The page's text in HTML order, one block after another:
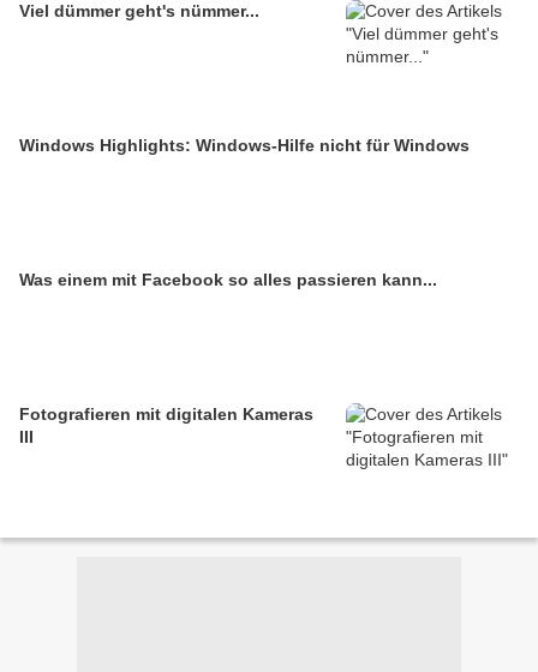
Viel dümmer geht's nümmer...
Windows Highlights: Windows-Hilfe nicht für Windows
Was einem mit Facebook so alles passieren kann...
Fotografieren mit digitalen Kameras
III